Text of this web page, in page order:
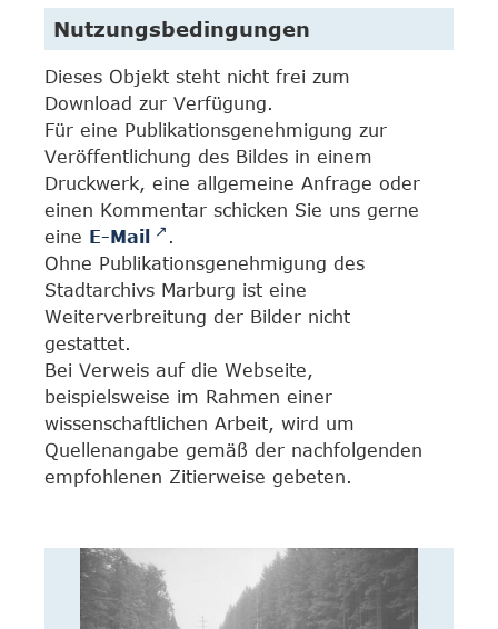
Nutzungsbedingungen
Dieses Objekt steht nicht frei zum
Download zur Verfügung.
Für eine Publikationsgenehmigung zur
Veröffentlichung des Bildes in einem
Druckwerk, eine allgemeine Anfrage oder
einen Kommentar schicken Sie uns gerne
eine E-Mail
.
Ohne Publikationsgenehmigung des
Stadtarchivs Marburg ist eine
Weiterverbreitung der Bilder nicht
gestattet.
Bei Verweis auf die Webseite,
beispielsweise im Rahmen einer
wissenschaftlichen Arbeit, wird um
Quellenangabe gemäß der nachfolgenden
empfohlenen Zitierweise gebeten.